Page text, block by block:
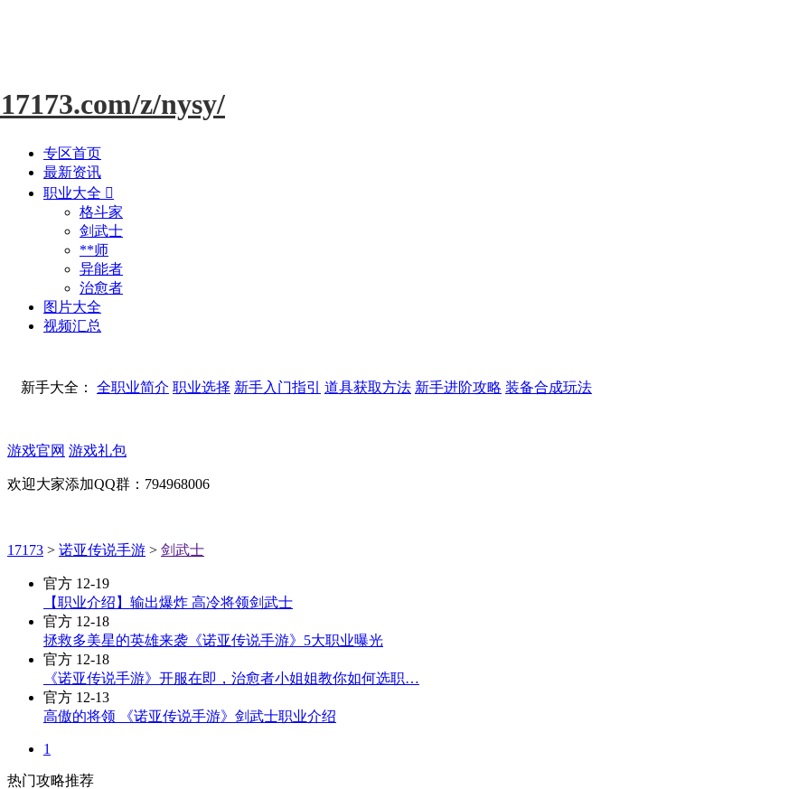
z/nysy/
专区首页
最新资讯
职业大全 
格斗家
剑武士
**师
异能者
治愈者
图片大全
视频汇总
新手大全： 全职业简介 职业选择 新手入门指引 道具获取方法 新手进阶攻略 装备合成玩法
游戏官网 游戏礼包
欢迎大家添加QQ群：794968006
17173 > 诺亚传说手游 > 剑武士
官方 12-19
【职业介绍】输出爆炸 高冷将领剑武士
官方 12-18
拯救多美星的英雄来袭《诺亚传说手游》5大职业曝光
官方 12-18
《诺亚传说手游》开服在即，治愈者小姐姐教你如何选职…
官方 12-13
高傲的将领 《诺亚传说手游》剑武士职业介绍
1
热门攻略推荐